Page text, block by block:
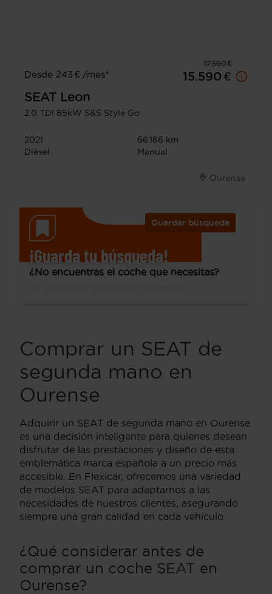
17.590 €
Desde 243 € /mes*
15.590 €
SEAT Leon
2.0 TDI 85kW S&S Style Go
2021
66.186 km
Diésel
Manual
Ourense
Guardar búsqueda
¡Guarda tu búsqueda!
¿No encuentras el coche que necesitas?
Comprar un SEAT de
segunda mano en
Ourense
Adquirir un SEAT de segunda mano en Ourense
es una decisión inteligente para quienes desean
disfrutar de las prestaciones y diseño de esta
emblemática marca española a un precio más
accesible. En Flexicar, ofrecemos una variedad
de modelos SEAT para adaptarnos a las
necesidades de nuestros clientes, asegurando
siempre una gran calidad en cada vehículo.
¿Qué considerar antes de
comprar un coche SEAT en
Ourense?